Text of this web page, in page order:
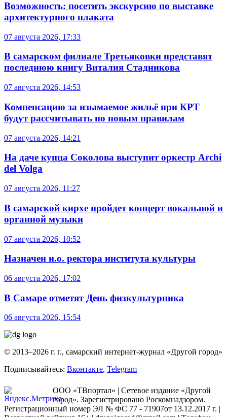
Возможность: посетить экскурсию по выставке
архитектурного плаката
07 августа 2026, 17:33
В самарском филиале Третьяковки представят
последнюю книгу Виталия Стадникова
07 августа 2026, 14:53
Компенсацию за изымаемое жильё при КРТ
будут рассчитывать по новым правилам
07 августа 2026, 14:21
На даче купца Соколова выступит оркестр Archi
del Volga
07 августа 2026, 11:27
В самарской кирхе пройдет концерт вокальной и
органной музыки
07 августа 2026, 10:52
Назначен и.о. ректора института культуры
06 августа 2026, 17:02
В Самаре отметят День физкультурника
06 августа 2026, 15:54
© 2013–2026 г. г., самарский интернет-журнал «Другой город»
Подписывайтесь: Вконтакте, Telegram
ООО «ТВпортал» | Сетевое издание «Другой
город». Зарегистрировано Роскомнадзором.
Регистрационный номер ЭЛ № ФС 77 - 71907от 13.12.2017 г. |